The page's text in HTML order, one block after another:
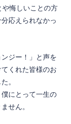
や悔しいことの方
応えられなかっ
ジー！」と声を
くれた皆様のお
。
にとって一生の
せん。